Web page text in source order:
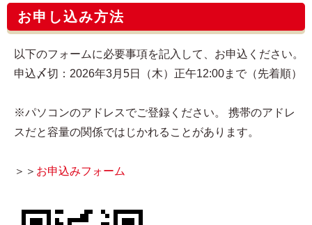
お申し込み方法
以下のフォームに必要事項を記入して、お申込ください。
申込〆切：2026年3月5日（木）正午12:00まで（先着順）
※パソコンのアドレスでご登録ください。 携帯のアドレ
スだと容量の関係ではじかれることがあります。
＞＞ お申込みフォーム​